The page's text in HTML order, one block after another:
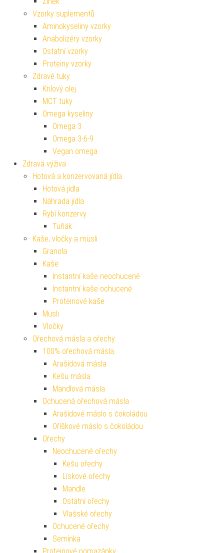
Vzorky suplementů
Aminokyseliny vzorky
Anabolizéry vzorky
Ostatní vzorky
Proteiny vzorky
Zdravé tuky
Krilový olej
MCT tuky
Omega kyseliny
Omega 3
Omega 3-6-9
Vegan omega
Zdravá výživa
Hotová a konzervovaná jídla
Hotová jídla
Náhrada jídla
Rybí konzervy
Tuňák
Kaše, vločky a müsli
Granola
Kaše
Instantní kaše neochucené
Instantní kaše ochucené
Proteinové kaše
Müsli
Vločky
Ořechová másla a ořechy
100% ořechová másla
Arašídová másla
Kešu másla
Mandlová másla
Ochucená ořechová másla
Arašídové máslo s čokoládou
Oříškové máslo s čokoládou
Ořechy
Neochucené ořechy
Kešu ořechy
Lískové ořechy
Mandle
Ostatní ořechy
Vlašské ořechy
Ochucené ořechy
Semínka